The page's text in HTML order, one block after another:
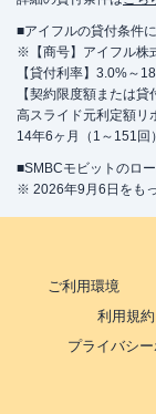
■アイフルの貸付条件
※【商号】アイフル株
【貸付利率】3.0%～
【契約限度額または
高スライド元利定額リ
14年6ヶ月（1～151回
■SMBCモビットのロ
※ 2026年9月6日をも
ご利用環境
利用規約
プライバシ